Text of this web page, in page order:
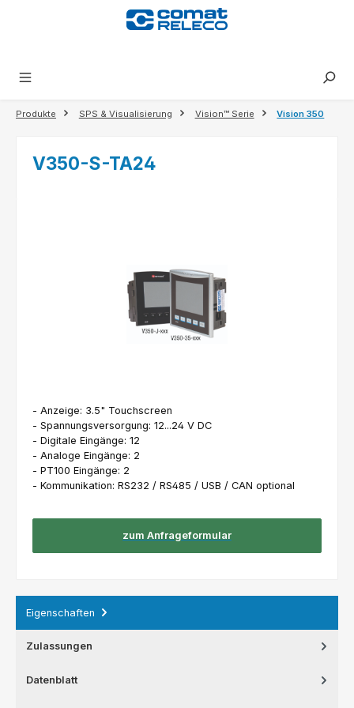
Produkte SPS & Visualisierung Vision™ Serie Vision 350
V350-S-TA24
- Anzeige: 3.5" Touchscreen
- Spannungsversorgung: 12...24 V DC
- Digitale Eingänge: 12
- Analoge Eingänge: 2
- PT100 Eingänge: 2
- Kommunikation: RS232 / RS485 / USB / CAN optional
zum Anfrageformular
Eigenschaften
Zulassungen
Datenblatt